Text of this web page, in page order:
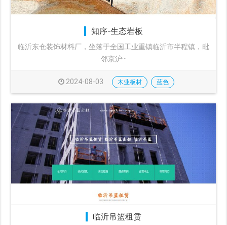
知序-生态岩板
临沂东仓装饰材料厂，坐落于全国工业重镇临沂市半程镇，毗
邻京沪···
2024-08-03 木业板材 蓝色
临沂吊篮租赁